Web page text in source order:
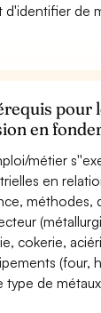
d'identifier de
pour
en
métier
en
méthodes,
cokerie,
(four,
type de